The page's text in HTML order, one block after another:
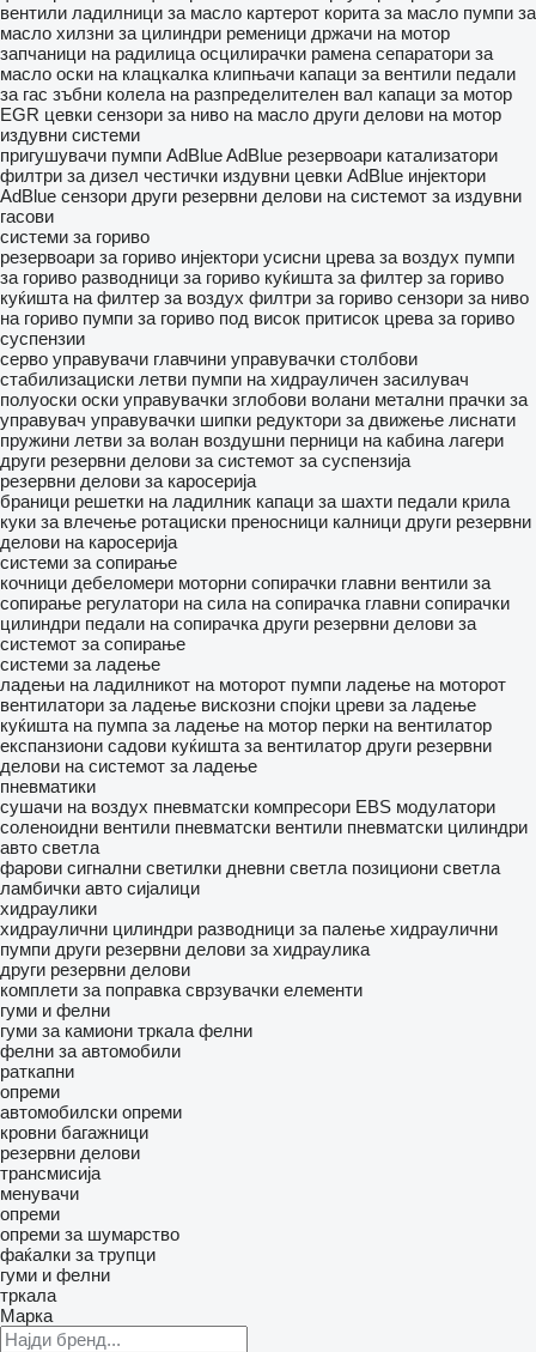
вентили ладилници за масло картерот корита за масло пумпи за
масло хилзни за цилиндри ременици држачи на мотор
запчаници на радилица осцилирачки рамена сепаратори за
масло оски на клацкалка клипњачи капаци за вентили педали
за гас зъбни колела на разпределителен вал капаци за мотор
EGR цевки сензори за ниво на масло други делови на мотор
издувни системи
пригушувачи пумпи AdBlueAdBlue резервоари катализатори
филтри за дизел честички издувни цевки AdBlue инјектори
AdBlue сензори други резервни делови на системот за издувни
гасови
системи за гориво
резервоари за гориво инјектори усисни црева за воздух пумпи
за гориво разводници за гориво куќишта за филтер за гориво
куќишта на филтер за воздух филтри за гориво сензори за ниво
на гориво пумпи за гориво под висок притисок црева за гориво
суспензии
серво управувачи главчини управувачки столбови
стабилизациски летви пумпи на хидрауличен засилувач
полуоски оски управувачки зглобови волани метални прачки за
управувач управувачки шипки редуктори за движење лиснати
пружини летви за волан воздушни перници на кабина лагери
други резервни делови за системот за суспензија
резервни делови за каросерија
браници решетки на ладилник капаци за шахти педали крила
куки за влечење ротациски преносници калници други резервни
делови на каросерија
системи за сопирање
кочници дебеломери моторни сопирачки главни вентили за
сопирање регулатори на сила на сопирачка главни сопирачки
цилиндри педали на сопирачка други резервни делови за
системот за сопирање
системи за ладење
ладењи на ладилникот на моторот пумпи ладење на моторот
вентилатори за ладење вискозни спојки цреви за ладење
куќишта на пумпа за ладење на мотор перки на вентилатор
експанзиони садови куќишта за вентилатор други резервни
делови на системот за ладење
пневматики
сушачи на воздух пневматски компресори EBS модулатори
соленоидни вентили пневматски вентили пневматски цилиндри
авто светла
фарови сигнални светилки дневни светла позициони светла
ламбички авто сијалици
хидраулики
хидраулични цилиндри разводници за палење хидраулични
пумпи други резервни делови за хидраулика
други резервни делови
комплети за поправка сврзувачки елементи
гуми и фелни
гуми за камиони тркала фелни
фелни за автомобили
раткапни
опреми
автомобилски опреми
кровни багажници
резервни делови
трансмисија
менувачи
опреми
опреми за шумарство
фаќалки за трупци
гуми и фелни
тркала
Марка